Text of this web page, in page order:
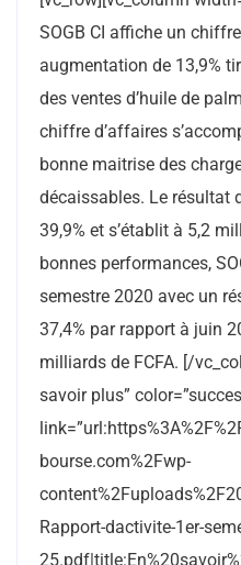
SOGB CI affiche un
augmentation de 13,9%
des ventes d’huile de
chiffre d’affaires
bonne maitrise des
décaissables. Le résultat
39,9% et s’établit à 5,2
bonnes performances,
semestre 2020 avec un
37,4% par rapport à juin
milliards de FCFA. [/
savoir plus”
bourse.com%2Fwp-
Rapport-dactivite-1er-